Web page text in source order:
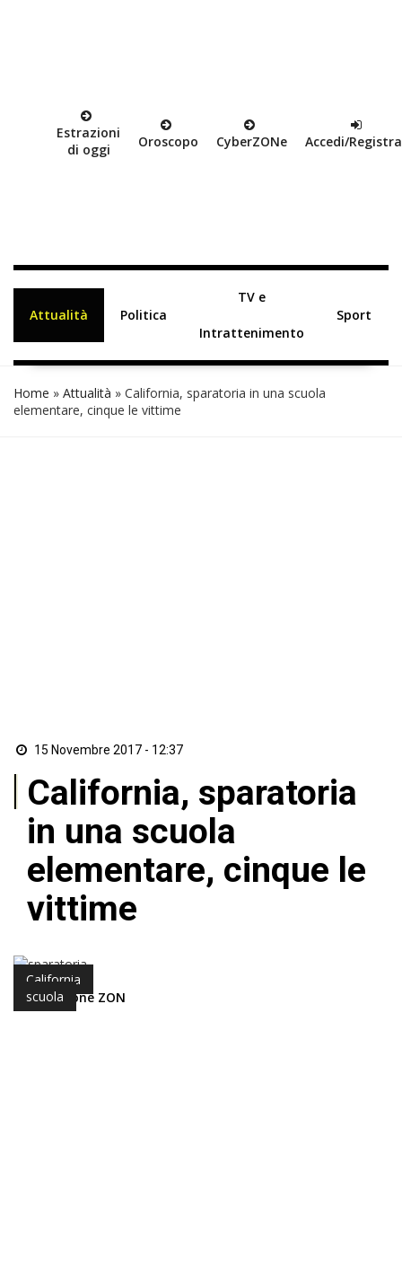
Estrazioni
di oggi
Oroscopo CyberZONe Accedi/
Attualità Politica
TV e
Intrattenimento
Sport
Home » Attualità » California, sparatoria in una scuola
elementare, cinque le vittime
15 Novembre 2017 - 12:37
California, sparatoria
in una scuola
elementare, cinque le
vittime
California
scuola
di Redazione ZON